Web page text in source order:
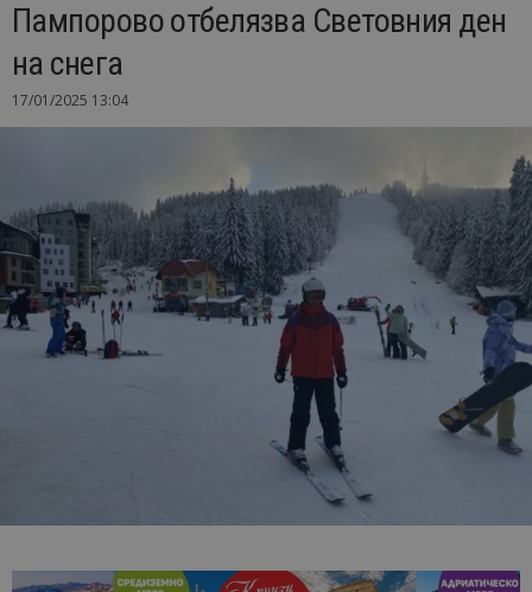
Пампорово отбелязва Световния ден
на снега
17/01/2025 13:04